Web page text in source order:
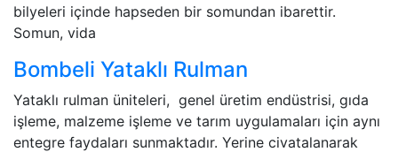
bilyeleri içinde hapseden bir somundan ibarettir.
Somun, vida
Bombeli Yataklı Rulman
Yataklı rulman üniteleri, genel üretim endüstrisi, gıda
işleme, malzeme işleme ve tarım uygulamaları için aynı
entegre faydaları sunmaktadır. Yerine civatalanarak